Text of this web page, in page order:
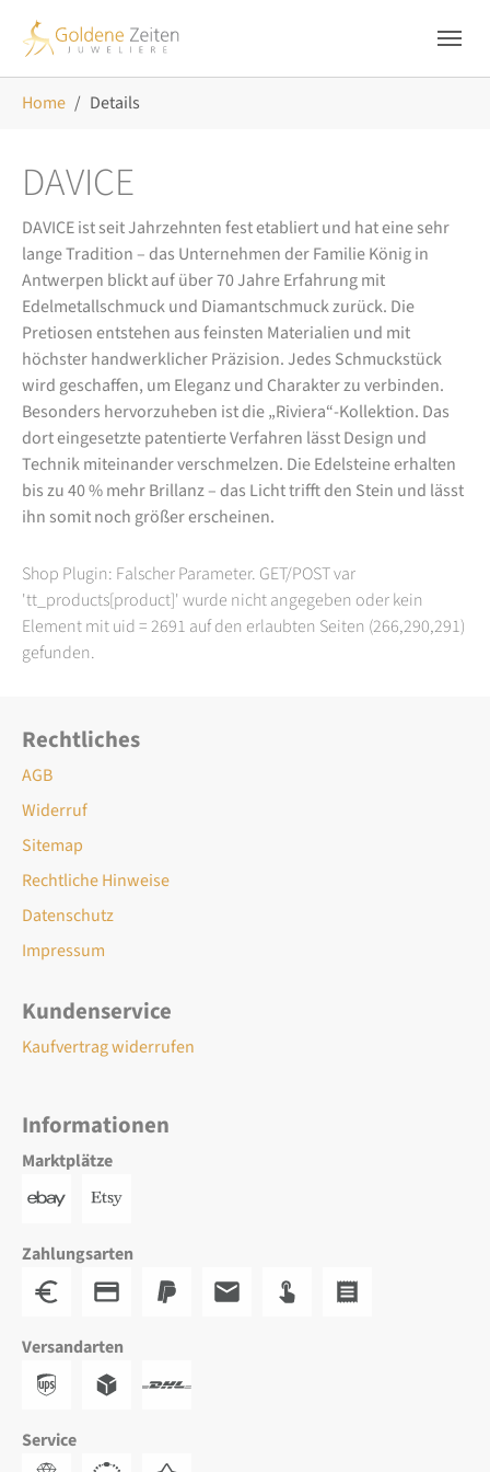
Home Details
DAVICE
DAVICE ist seit Jahrzehnten fest etabliert und hat eine sehr
lange Tradition – das Unternehmen der Familie König in
Antwerpen blickt auf über 70 Jahre Erfahrung mit
Edelmetallschmuck und Diamantschmuck zurück. Die
Pretiosen entstehen aus feinsten Materialien und mit
höchster handwerklicher Präzision. Jedes Schmuckstück
wird geschaffen, um Eleganz und Charakter zu verbinden.
Besonders hervorzuheben ist die „Riviera“-Kollektion. Das
dort eingesetzte patentierte Verfahren lässt Design und
Technik miteinander verschmelzen. Die Edelsteine erhalten
bis zu 40 % mehr Brillanz – das Licht trifft den Stein und lässt
ihn somit noch größer erscheinen.
Shop Plugin: Falscher Parameter. GET/POST var
'tt_products[product]' wurde nicht angegeben oder kein
Element mit uid = 2691 auf den erlaubten Seiten (266,290,291)
gefunden.
Rechtliches
AGB
Widerruf
Sitemap
Rechtliche Hinweise
Datenschutz
Impressum
Kundenservice
Kaufvertrag widerrufen
Informationen
Marktplätze
Zahlungsarten
Versandarten
Service